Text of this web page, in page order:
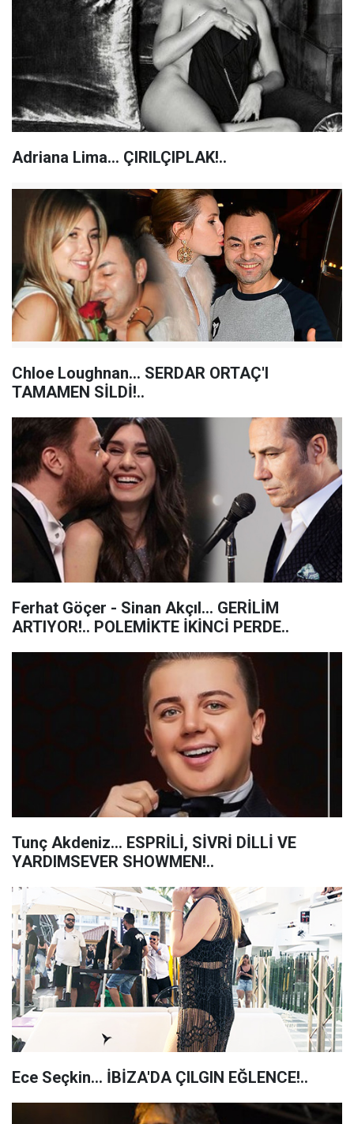
Adriana Lima... ÇIRILÇIPLAK!..
Chloe Loughnan... SERDAR ORTAÇ'I
TAMAMEN SİLDİ!..
Ferhat Göçer - Sinan Akçıl... GERİLİM
ARTIYOR!.. POLEMİKTE İKİNCİ PERDE..
Tunç Akdeniz... ESPRİLİ, SİVRİ DİLLİ VE
YARDIMSEVER SHOWMEN!..
Ece Seçkin... İBİZA'DA ÇILGIN EĞLENCE!..